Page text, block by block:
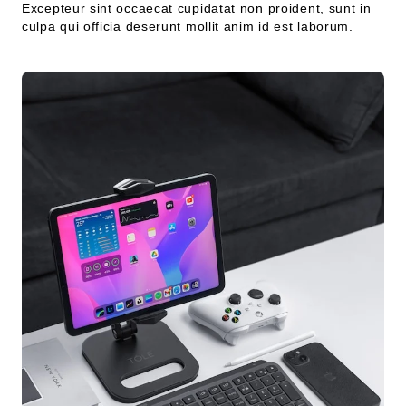
Excepteur sint occaecat cupidatat non proident, sunt in
culpa qui officia deserunt mollit anim id est laborum.